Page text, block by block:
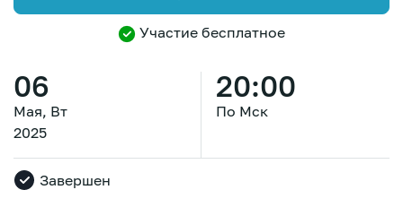
06
Мая, Вт
2025
20:00
По Мск
Завершен
Участие бесплатное